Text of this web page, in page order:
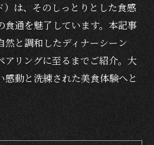
）は、そのしっとりとした食感
食通を魅了しています。本記事
然と調和したディナーシーン
アリングに至るまでご紹介。大
感動と洗練された美食体験へと